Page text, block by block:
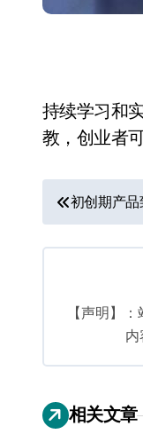
持续学习和
教，创业者
文
章
初创期产
【声明】
相关文章